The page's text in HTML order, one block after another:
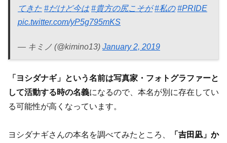
てきた #だけど今は #貴方の尻こそが #私の #PRIDE
pic.twitter.com/yP5g795mKS
— キミノ (@kimino13) January 2, 2019
「ヨシダナギ」という名前は写真家・フォトグラファーと
して活動する時の名義になるので、本名が別に存在してい
る可能性が高くなっています。
ヨシダナギさんの本名を調べてみたところ、
「吉田凪」か